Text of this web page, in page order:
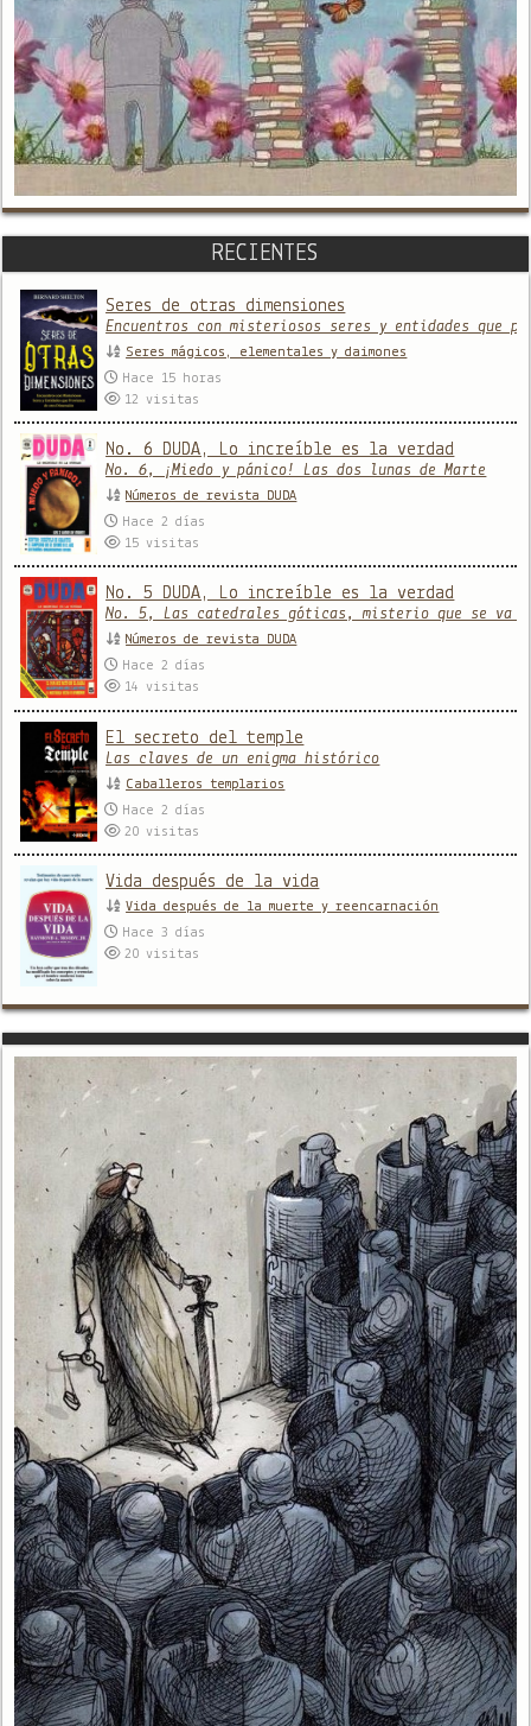
RECIENTES
Seres de otras dimensiones
Encuentros con misteriosos seres y entidades que
Seres mágicos, elementales y daimones
Hace 15 horas
12visitas
No. 6 DUDA, Lo increíble es la verdad
No. 6, ¡Miedo y pánico! Las dos lunas de Marte
Números de revista DUDA
Hace 2 días
15visitas
No. 5 DUDA, Lo increíble es la verdad
No. 5, Las catedrales góticas, misterio que se va
Números de revista DUDA
Hace 2 días
14visitas
El secreto del temple
Las claves de un enigma histórico
Caballeros templarios
Hace 2 días
20visitas
Vida después de la vida
Vida después de la muerte y reencarnación
Hace 3 días
20visitas